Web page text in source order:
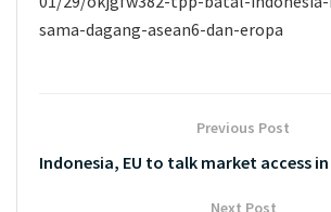
sama-dagang-asean6-dan-eropa
Previous Post
Indonesia, EU to talk market access in
Next Post